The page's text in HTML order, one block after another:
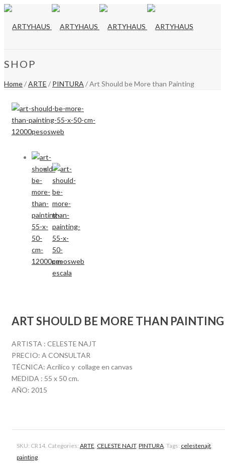
SHOP
Home/ARTE / PINTURA / Art Should be More than Painting
ART SHOULD BE MORE THAN PAINTING
ARTISTA : CELESTE NAJT
PRECIO: A CONSULTAR
TÉCNICA: Acrílico y collage en canvas
MEDIDA : 55 x 50 cm.
AÑO: 2015
SKU: CR14 Categories: ARTE CELESTE NAJT, PINTURA Tags: celestenajt
painting